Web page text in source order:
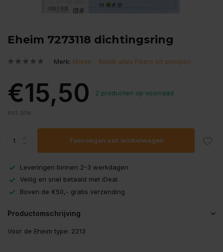
Eheim 7273118 dichtingsring
Merk: Eheim Bekijk alles Filters en pompen
€15,50 2 producten op voorraad
Incl. btw
Toevoegen aan winkelwagen
Leveringen binnen 2-3 werkdagen
Veilig en snel betaald met iDeal
Boven de €50,- gratis verzending
Productomschrijving
Voor de Eheim type: 2213